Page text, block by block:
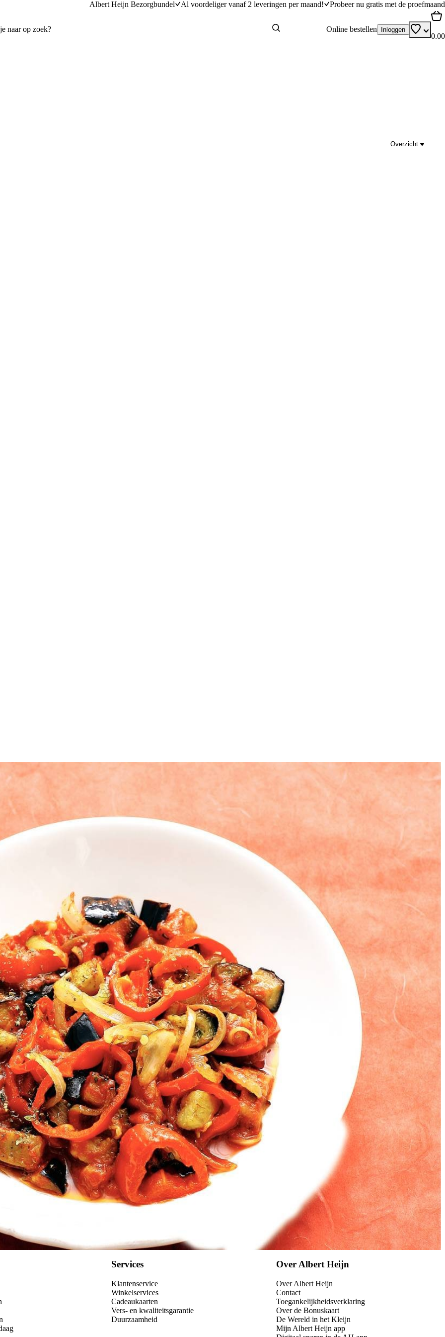
Albert Heijn Bezorgbundel Al voordeliger vanaf 2 leveringen per maand! Probeer nu gratis met de proefmaand
Online bestellen Inloggen
0.00
Overzicht
Kies producten
met een puntig mes de zaadlijsten eruit; houd de paprika's heel. Snijd de paprika's in ringen.
olie toe en daarna de paprika, aubergine en oregano. Bak 2 min. op hoog vuur. Voeg de tomatenpuree en 50 ml water toe en laat met de
met een gehaktbal.
Wat vond je van dit recept?
Services
Klantenservice
Winkelservices
Cadeaukaarten
Vers- en kwaliteitsgarantie
Duurzaamheid
Over Albert Heijn
Over Albert Heijn
Contact
Toegankelijkheidsverklaring
Over de Bonuskaart
De Wereld in het Kleijn
Mijn Albert Heijn app